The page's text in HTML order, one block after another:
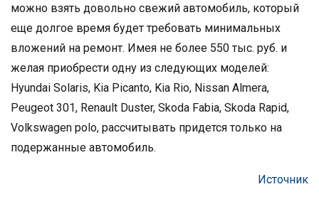
можно взять довольно свежий автомобиль, который
еще долгое время будет требовать минимальных
вложений на ремонт. Имея не более 550 тыс. руб. и
желая приобрести одну из следующих моделей:
Hyundai Solaris, Kia Picanto, Kia Rio, Nissan Almera,
Peugeot 301, Renault Duster, Skoda Fabia, Skoda Rapid,
Volkswagen polo, рассчитывать придется только на
подержанные автомобиль.
Источник